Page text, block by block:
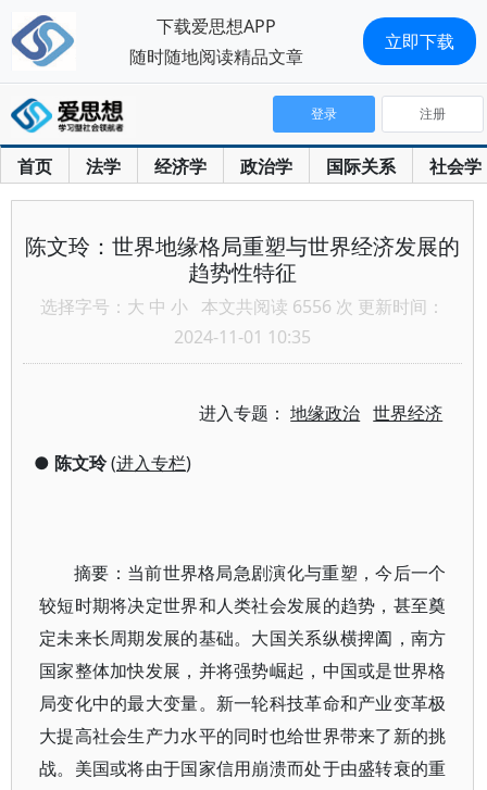
首页 法学 经济学 政治学 国际关系 社会学
登录 注册
陈文玲：世界地缘格局重塑与世界经济发展的
趋势性特征
选择字号： 大 中 小 本文共阅读 6556 次 更新时间：
2024-11-01 10:35
进入专题：地缘政治 世界经济
● 陈文玲(进入专栏)
摘要：当前世界格局急剧演化与重塑，今后一个
较短时期将决定世界和人类社会发展的趋势，甚至奠
定未来长周期发展的基础。大国关系纵横捭阖，南方
国家整体加快发展，并将强势崛起，中国或是世界格
局变化中的最大变量。新一轮科技革命和产业变革极
大提高社会生产力水平的同时也给世界带来了新的挑
战。美国或将由于国家信用崩溃而处于由盛转衰的重
下载爱思想APP
随时随地阅读精品文章
立即下载